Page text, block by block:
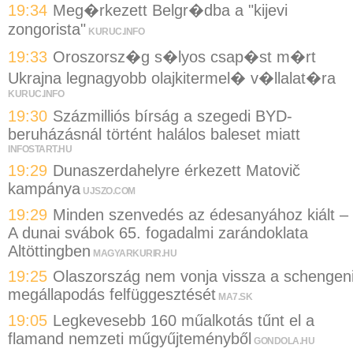
19:34 Meg�rkezett Belgr�dba a "kijevi
zongorista" KURUC.INFO
19:33 Oroszorsz�g s�lyos csap�st m�rt
Ukrajna legnagyobb olajkitermel� v�llalat�ra
KURUC.INFO
19:30 Százmilliós bírság a szegedi BYD-
beruházásnál történt halálos baleset miatt
INFOSTART.HU
19:29 Dunaszerdahelyre érkezett Matovič
kampánya UJSZO.COM
19:29 Minden szenvedés az édesanyához kiált –
A dunai svábok 65. fogadalmi zarándoklata
Altöttingben MAGYARKURIR.HU
19:25 Olaszország nem vonja vissza a
megállapodás felfüggesztését MA7.SK
19:05 Legkevesebb 160 műalkotás tűnt el a
flamand nemzeti műgyűjteményből GONDOLA.HU